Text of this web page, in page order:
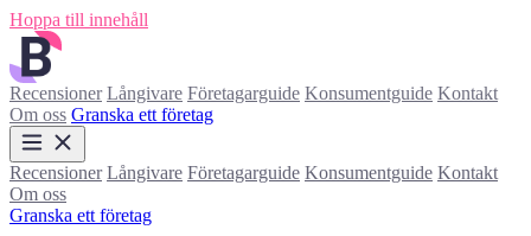
Hoppa till innehåll
Recensioner Långivare Företagarguide Konsumentguide Kontakt
Om oss Granska ett företag
Recensioner Långivare Företagarguide Konsumentguide Kontakt
Om oss
Granska ett företag